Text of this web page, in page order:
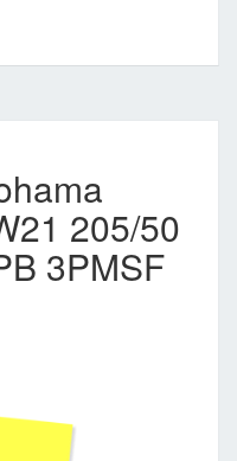
205/50
3PMSF